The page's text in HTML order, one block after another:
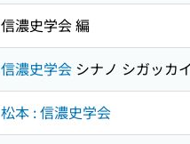
信濃史学会 編
信濃史学会 シナノ シガッカイ
松本 : 信濃史学会